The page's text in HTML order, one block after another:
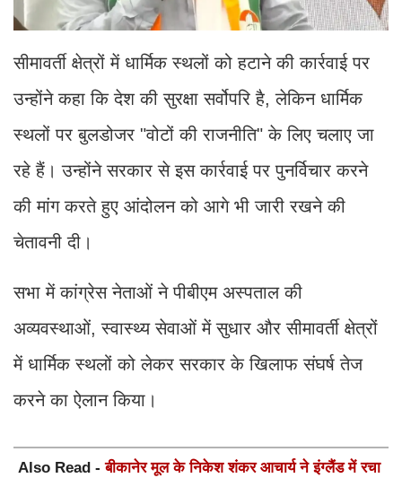
सीमावर्ती क्षेत्रों में धार्मिक स्थलों को हटाने की कार्रवाई पर
उन्होंने कहा कि देश की सुरक्षा सर्वोपरि है, लेकिन धार्मिक
स्थलों पर बुलडोजर "वोटों की राजनीति" के लिए चलाए जा
रहे हैं। उन्होंने सरकार से इस कार्रवाई पर पुनर्विचार करने
की मांग करते हुए आंदोलन को आगे भी जारी रखने की
चेतावनी दी।
सभा में कांग्रेस नेताओं ने पीबीएम अस्पताल की
अव्यवस्थाओं, स्वास्थ्य सेवाओं में सुधार और सीमावर्ती क्षेत्रों
में धार्मिक स्थलों को लेकर सरकार के खिलाफ संघर्ष तेज
करने का ऐलान किया।
Also Read -बीकानेर मूल के निकेश शंकर आचार्य ने इंग्लैंड में रचा